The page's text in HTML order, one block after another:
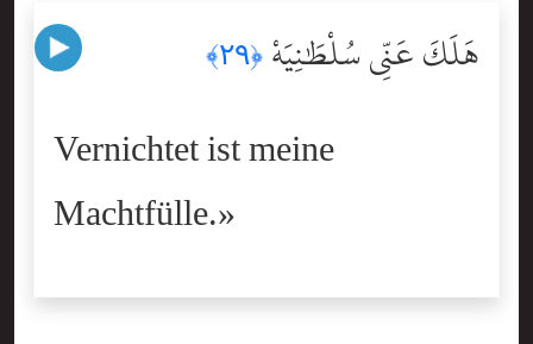
هَلَكَ عَنِّى سُلْطَٰنِيَهْ ﴿٢٩﴾
Vernichtet ist meine
Machtfülle.»